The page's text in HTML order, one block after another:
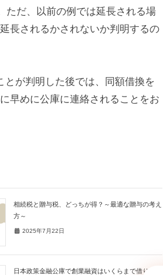
ただ、以前の例では延長される場
長されるかされないか判明するの
が判明した後では、同額借換を
早めに公庫に連絡されることをお
相続税と贈与税、どっちが得？～最適な贈与の考え
方～
2025年7月22日
日本政策金融公庫で創業融資はいくらまで借りられ